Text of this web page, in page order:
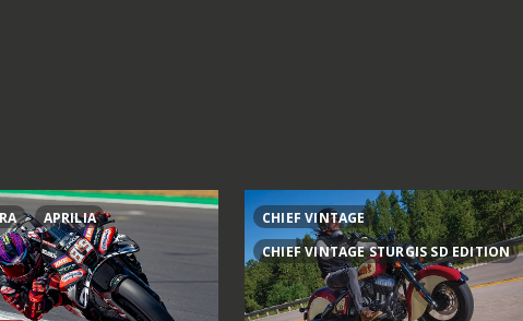
APRILIA
CHIEF VINTAGE
CHIEF VINTAGE STURGIS SD EDITION